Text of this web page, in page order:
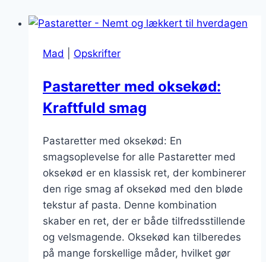
Mad Opskrifter
Pastaretter med oksekød:
Kraftfuld smag
Pastaretter med oksekød: En
smagsoplevelse for alle Pastaretter med
oksekød er en klassisk ret, der kombinerer
den rige smag af oksekød med den bløde
tekstur af pasta. Denne kombination
skaber en ret, der er både tilfredsstillende
og velsmagende. Oksekød kan tilberedes
på mange forskellige måder, hvilket gør